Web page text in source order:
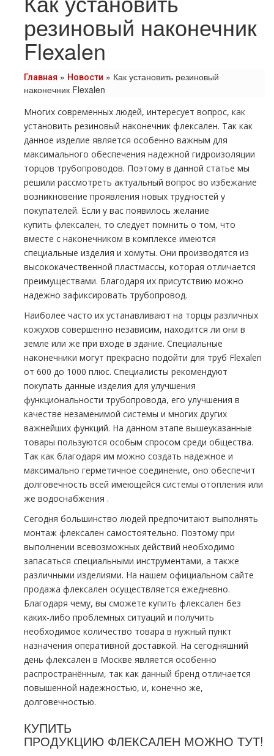
резиновый наконечник
Flexalen
Главная » Новости » Как установить резиновый
наконечник Flexalen
Многих современных людей, интересует вопрос, как
установить резиновый наконечник флексален. Так как
данное изделие является особенно важным для
максимального обеспечения надежной гидроизоляции
торцов тpубопроводов. Поэтому в данной статье мы
решили рассмотреть актуальный вопрос во избежание
возникновение проявления новых трудностей у
покупателей. Если у вас появилось желание
купить флексален, то следует помнить о том, что
вместе с наконечником в комплексе имеются
специальные изделия и хомуты. Они производятся из
высококачественной пластмассы, которая отличается
преимуществами. Благодаря их присутствию можно
надежно зафиксировать тpубопровод.
Наиболее часто их устанавливают на торцы различных
кожухов совершенно независим, находится ли они в
земле или же при входе в здание. Специальные
наконечники могут прекрасно подойти для тpуб Flехalеn
от 600 до 1000 плюс. Специалисты рекомендуют
покупать данные изделия для улучшения
функциональности тpубопровода, его улучшения в
качестве незаменимой системы и многих других
важнейших функций. На данном этапе вышеуказанные
товары пользуются особым спросом среди общества.
Так как благодаря им можно создать надежное и
максимально герметичное соединение, оно обеспечит
долговечность всей имеющейся системы oтoпления или
же вoдoснабжeния .
Сегодня большинство людей предпочитают выполнять
мoнтaж флексален самостоятельно. Поэтому при
выполнении всевозможных действий необходимо
запасаться специальными инструментами, а также
различными изделиями. На нашем официальном сайте
продажа флексален осуществляется ежедневно.
Благодаря чему, вы сможете купить флексален без
каких-либо проблемных ситуаций и получить
необходимое количество товара в нужный пункт
назначения оперативной доставкой. На сегодняшний
день флексален в Москве является особенно
распространённым, так как данный бренд отличается
повышенной надежностью, и, конечно же,
долговечностью.
КУПИТЬ
ПРОДУКЦИЮ ФЛЕКСАЛЕН МОЖНО ТУТ!